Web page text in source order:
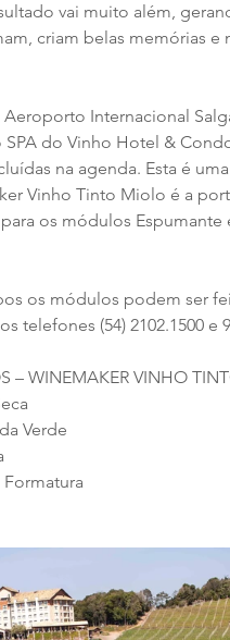
vai muito além,
criam belas memórias e
Internacional
do Vinho Hotel &
na agenda. Esta é
Vinho Tinto Miolo é a
os módulos Espumante
os módulos podem ser
telefones (54) 2102.1500 e
– WINEMAKER VINHO
Verde